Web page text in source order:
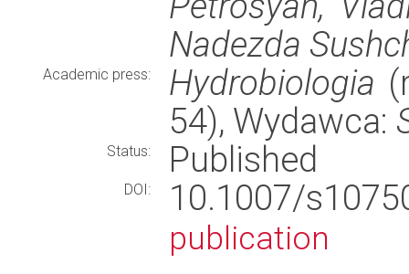
Nadezda
Academic press: Hydrobiologia
54), Wydawca:
Status: Published
DOI: 10.1007/
publication